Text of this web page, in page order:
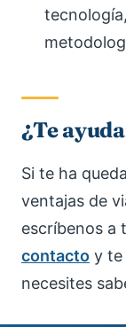
¿Te
Si te ha
ventajas de
escríbenos a
contacto y te
necesites